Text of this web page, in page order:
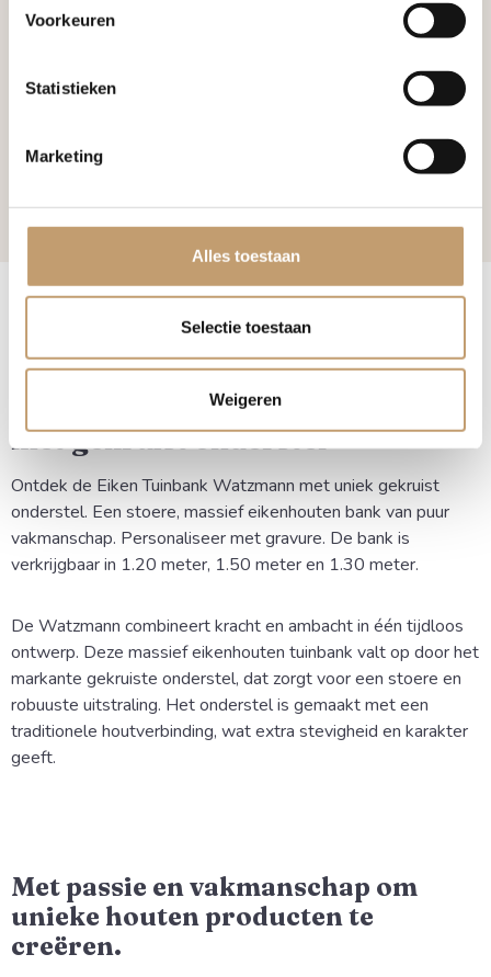
Voorkeuren
Statistieken
Marketing
Alles toestaan
Selectie toestaan
Weigeren
Houtolie Lariks
€27,50
Bekijk product
Eiken Tuinbank Watzmann
Stoere en robuuste eiken
met gekruist onderstel
Ontdek de Eiken Tuinbank Watzmann met uniek gekruist
onderstel. Een stoere, massief eikenhouten bank van puur
vakmanschap. Personaliseer met gravure. De bank is
verkrijgbaar in 1.20 meter, 1.50 meter en 1.30 meter.
De Watzmann combineert kracht en ambacht in één tijdloos
ontwerp. Deze massief eikenhouten tuinbank valt op door het
markante gekruiste onderstel, dat zorgt voor een stoere en
robuuste uitstraling. Het onderstel is gemaakt met een
traditionele houtverbinding, wat extra stevigheid en karakter
geeft.
Met passie en vakmanschap om
unieke houten producten te
creëren.